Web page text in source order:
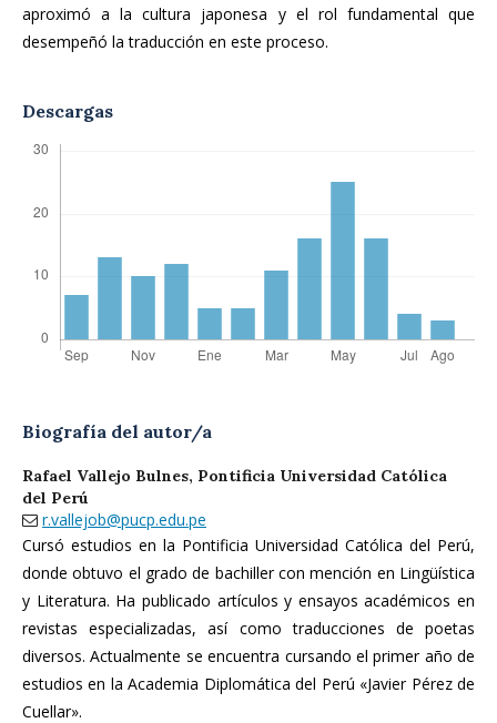
aproximó a la cultura japonesa y el rol fundamental que
desempeñó la traducción en este proceso.
Descargas
Biografía del autor/a
Rafael Vallejo Bulnes, Pontificia Universidad Católica
del Perú
r.vallejob@pucp.edu.pe
Cursó estudios en la Pontificia Universidad Católica del Perú,
donde obtuvo el grado de bachiller con mención en Lingüística
y Literatura. Ha publicado artículos y ensayos académicos en
revistas especializadas, así como traducciones de poetas
diversos. Actualmente se encuentra cursando el primer año de
estudios en la Academia Diplomática del Perú «Javier Pérez de
Cuellar».